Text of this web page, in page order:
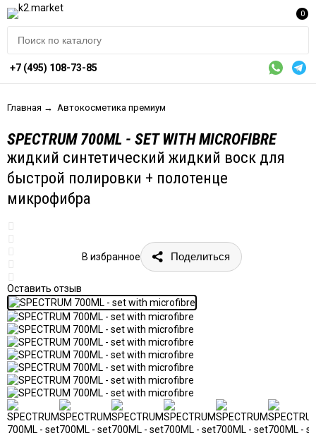
0
+7 (495) 108-73-85
Главная → Автокосметика премиум
SPECTRUM 700ML - SET WITH MICROFIBRE
жидкий синтетический жидкий воск для
быстрой полировки + полотенце
микрофибра
Оставить отзыв
В избранное Поделиться